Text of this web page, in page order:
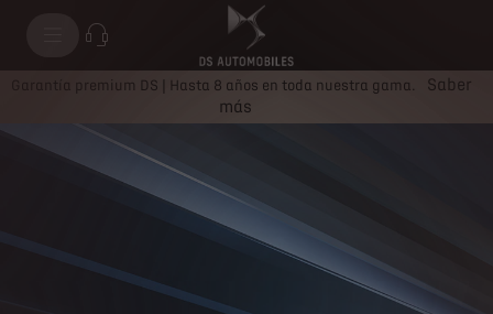
Garantía premium DS | Hasta 8 años en toda nuestra gama.
Saber
más